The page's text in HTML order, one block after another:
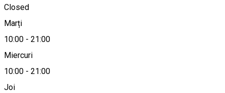
Closed
Marți
10:00 - 21:00
Miercuri
10:00 - 21:00
Joi
Hartă